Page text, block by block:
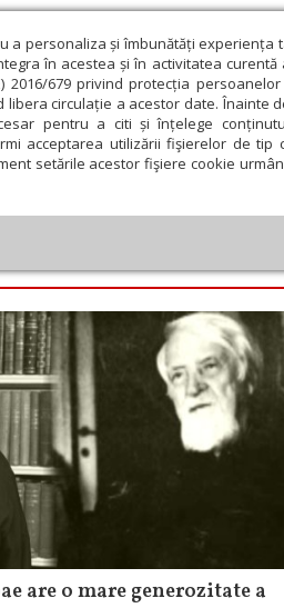
a personaliza și îmbunătăți experiența
în acestea și în activitatea curentă
2016/679 privind protecția
circulație a acestor date. Înainte
pentru a citi și înțelege
acceptarea utilizării fişierelor de tip
setările acestor fişiere cookie
Educaţie și Cultură
are o mare generozitate a